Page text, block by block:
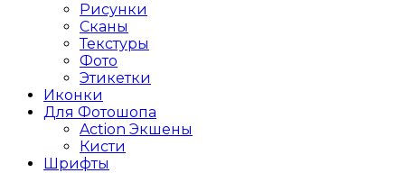
Рисунки
Сканы
Текстуры
Фото
Этикетки
Иконки
Для Фотошопа
Action Экшены
Кисти
Шрифты